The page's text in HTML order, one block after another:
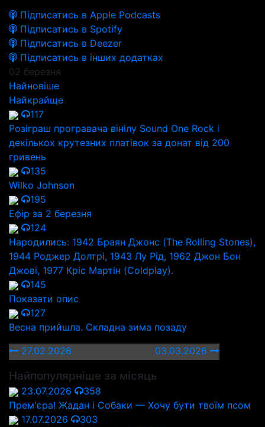
Підписатись в Apple Podcasts
Підписатись в Spotify
Підписатись в Deezer
Підписатись в інших додатках
02 березня
Найновіше
Найкрайще
117
Розіграш програвача вінілу Sound One Rock і
декількох крутезних платівок за донат від 200
гривень
135
Wilko Johnson
195
Ефір за 2 березня
124
Народились: 1942 Браян Джонс (The Rolling Stones),
1944 Роджер Долтрі, 1943 Лу Рід, 1962 Джон Бон
Джові, 1977 Кріс Мартін (Coldplay).
145
Показати опис
127
Весна прийшла. Складна зима позаду
27.02.2026
03.03.2026
Найпопулярніше за місяць
23.07.2026
358
Прем'єра! Жадан і Собаки — Хочу бути твоїм псом
17.07.2026
303